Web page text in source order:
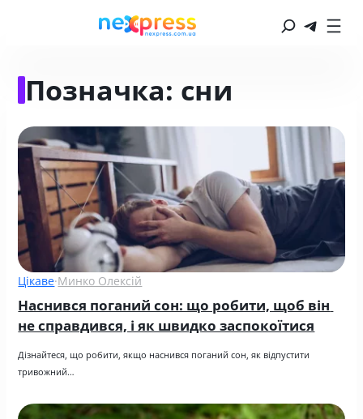
Позначка: сни
Цікаве·Минко Олексій
Наснився поганий сон: що робити, щоб він
не справдився, і як швидко заспокоїтися
Дізнайтеся, що робити, якщо наснився поганий сон, як відпустити
тривожний…